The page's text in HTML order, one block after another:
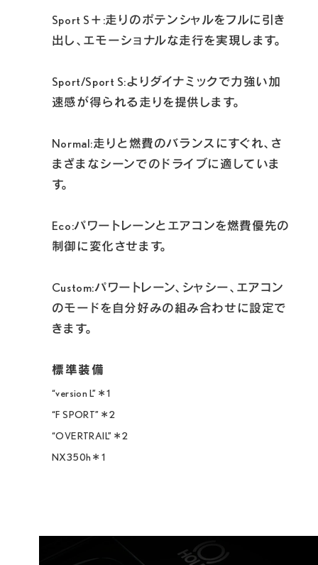
Sport S＋:走りのポテンシャルをフルに引き
出し、エモーショナルな走行を実現します。
Sport/Sport S:よりダイナミックで力強い加
速感が得られる走りを提供します。
Normal:走りと燃費のバランスにすぐれ、さ
まざまなシーンでのドライブに適していま
す。
Eco:パワートレーンとエアコンを燃費優先の
制御に変化させます。
Custom:パワートレーン、シャシー、エアコン
のモードを自分好みの組み合わせに設定で
きます。
“version L”＊1
“F SPORT”＊2
“OVERTRAIL”＊2